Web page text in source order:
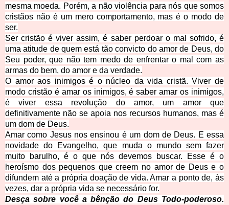
mesma moeda. Porém, a não violência para nós que somos
cristãos não é um mero comportamento, mas é o modo de
ser.
Ser cristão é viver assim, é saber perdoar o mal sofrido, é
uma atitude de quem está tão convicto do amor de Deus, do
Seu poder, que não tem medo de enfrentar o mal com as
armas do bem, do amor e da verdade.
O amor aos inimigos é o núcleo da vida cristã. Viver de
modo cristão é amar os inimigos, é saber amar os inimigos,
é viver essa revolução do amor, um amor que
definitivamente não se apoia nos recursos humanos, mas é
um dom de Deus.
Amar como Jesus nos ensinou é um dom de Deus. E essa
novidade do Evangelho, que muda o mundo sem fazer
muito barulho, é o que nós devemos buscar. Esse é o
heroísmo dos pequenos que creem no amor de Deus e o
difundem até a própria doação de vida. Amar a ponto de, às
vezes, dar a própria vida se necessário for.
Desça sobre você a bênção do Deus Todo-poderoso.